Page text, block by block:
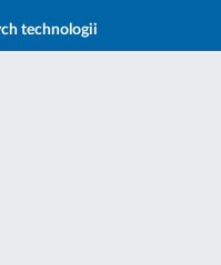
technologii